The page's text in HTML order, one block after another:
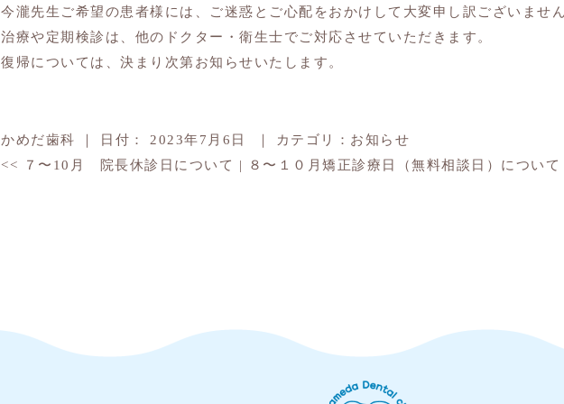
今瀧先生ご希望の患者様には、ご迷惑とご心配をおかけして大変申し訳ございません
治療や定期検診は、他のドクター・衛生士でご対応させていただきます。
復帰については、決まり次第お知らせいたします。
かめだ歯科 日付： 2023年7月6日 カテゴリ： お知らせ
<< ７〜10月 院長休診日について | ８〜１０月矯正診療日（無料相談日）について